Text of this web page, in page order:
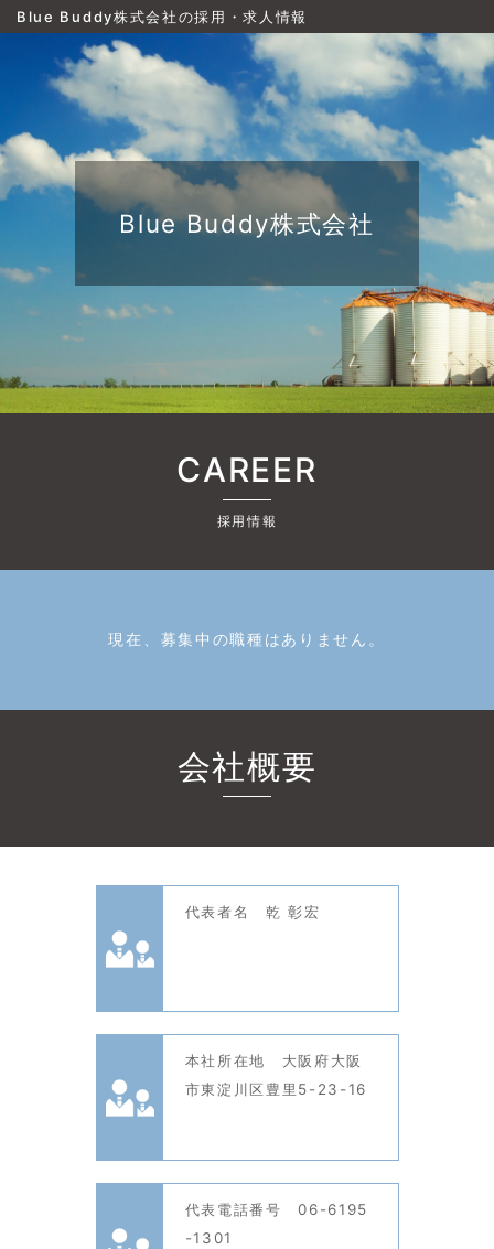
Blue Buddy株式会社の採用・求人情報
Blue Buddy株式会社
CAREER
採用情報
現在、募集中の職種はありません。
会社概要
代表者名 乾 彰宏
本社所在地 大阪府大阪
市東淀川区豊里5-23-16
代表電話番号 06-6195
-1301